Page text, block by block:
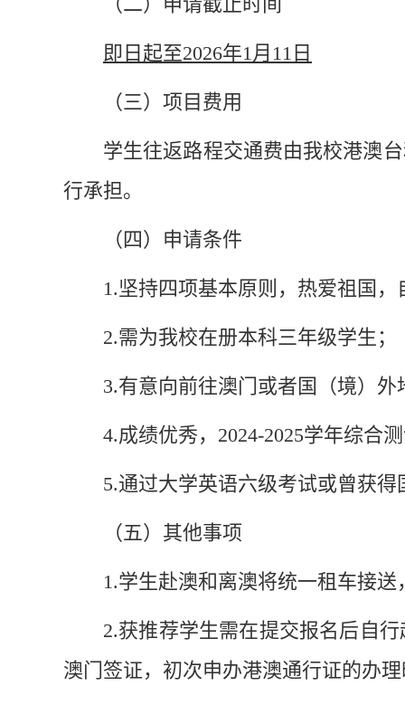
即日起至2026年1月 11 日
（三）项目费用
学生往返路程交通费由我校港澳
行承担。
（四）申请条件
1.坚持四项基本原则，热爱祖国
2.需为我校在册本科三年级学生；
3.有意向前往澳门或者国（境）外
4.成绩优秀， 2024-2025学年综合
5.通过大学英语六级考试或曾获
（五）其他事项
1.学生赴澳和离澳将统一租车接送
2.获推荐学生需在提交报名后自
澳门签证，初次申办港澳通行证的办